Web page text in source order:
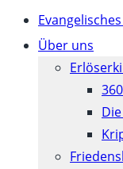
durchsuchen
Über uns